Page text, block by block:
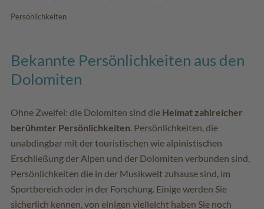
Persönlichkeiten
Bekannte Persönlichkeiten aus den
Dolomiten
Ohne Zweifel: die Dolomiten sind die Heimat zahlreicher
berühmter Persönlichkeiten . Persönlichkeiten, die
unabdingbar mit der touristischen wie alpinistischen
Erschließung der Alpen und der Dolomiten verbunden sind,
Persönlichkeiten die in der Musikwelt zuhause sind, im
Sportbereich oder in der Forschung. Einige werden Sie
sicherlich kennen, von einigen vielleicht haben Sie noch